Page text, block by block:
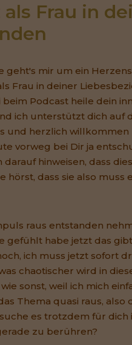
Frau in
geht's mir um ein
Frau in deiner
Podcast heile dein
ich unterstützt dich auf
und herzlich
vorweg bei Dir ja
hinweisen, dass
hörst, dass sie also muss
raus entstanden
gefühlt habe jetzt das
ich muss jetzt sofort
chaotischer wird in
sonst, weil ich mich
Thema quasi raus, also
es trotzdem für dich
zu berühren?